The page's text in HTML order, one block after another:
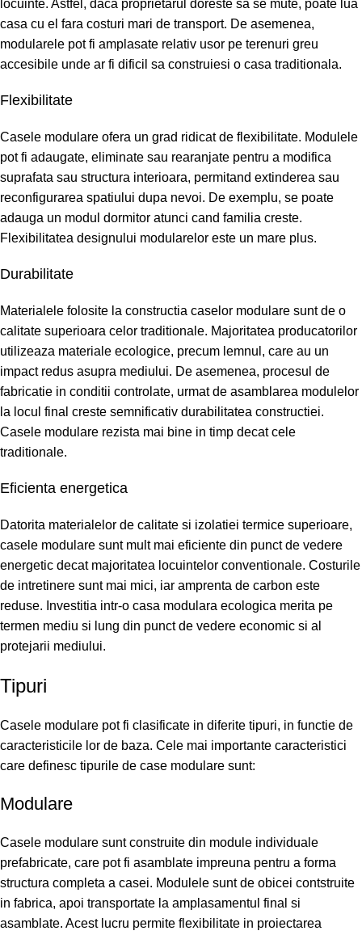
locuinte. Astfel, daca proprietarul doreste sa se mute, poate lua
casa cu el fara costuri mari de transport. De asemenea,
modularele pot fi amplasate relativ usor pe terenuri greu
accesibile unde ar fi dificil sa construiesi o casa traditionala.
Flexibilitate
Casele modulare ofera un grad ridicat de flexibilitate. Modulele
pot fi adaugate, eliminate sau rearanjate pentru a modifica
suprafata sau structura interioara, permitand extinderea sau
reconfigurarea spatiului dupa nevoi. De exemplu, se poate
adauga un modul dormitor atunci cand familia creste.
Flexibilitatea designului modularelor este un mare plus.
Durabilitate
Materialele folosite la constructia caselor modulare sunt de o
calitate superioara celor traditionale. Majoritatea producatorilor
utilizeaza materiale ecologice, precum lemnul, care au un
impact redus asupra mediului. De asemenea, procesul de
fabricatie in conditii controlate, urmat de asamblarea modulelor
la locul final creste semnificativ durabilitatea constructiei.
Casele modulare rezista mai bine in timp decat cele
traditionale.
Eficienta energetica
Datorita materialelor de calitate si izolatiei termice superioare,
casele modulare sunt mult mai eficiente din punct de vedere
energetic decat majoritatea locuintelor conventionale. Costurile
de intretinere sunt mai mici, iar amprenta de carbon este
reduse. Investitia intr-o casa modulara ecologica merita pe
termen mediu si lung din punct de vedere economic si al
protejarii mediului.
Tipuri
Casele modulare pot fi clasificate in diferite tipuri, in functie de
caracteristicile lor de baza. Cele mai importante caracteristici
care definesc tipurile de case modulare sunt:
Modulare
Casele modulare sunt construite din module individuale
prefabricate, care pot fi asamblate impreuna pentru a forma
structura completa a casei. Modulele sunt de obicei contstruite
in fabrica, apoi transportate la amplasamentul final si
asamblate. Acest lucru permite flexibilitate in proiectarea